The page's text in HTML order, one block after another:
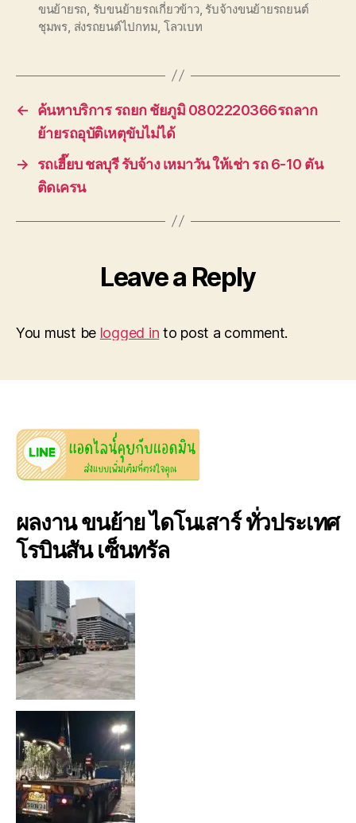
ขนย้ายรถ รับขนย้ายรถเกี่ยวข้าว, รับจ้างขนย้ายรถยนต์
ชุมพร ส่งรถยนต์ไปกทม โลวเบท
←
ค้นหาบริการ รถยก ชัยภูมิ 0802220366รถลาก
ย้ายรถอุบัติเหตุขับไม่ได้
→
รถเฮี๊ยบ ชลบุรี รับจ้าง เหมาวัน ให้เช่า รถ 6-10 ตัน
ติดเครน
Leave a Reply
You must be logged in to post a comment.
ผลงาน ขนย้าย ไดโนเสาร์ ทั่วประเทศ
โรบินสัน เซ็นทรัล